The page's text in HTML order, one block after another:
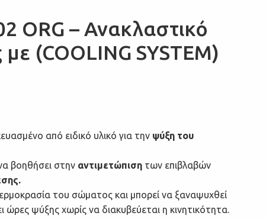
ORG – Ανακλαστικό
(COOLING SYSTEM)
από ειδικό υλικό για την ψύξη του
βοηθήσει στην αντιμετώπισητων επιβλαβών
του σώματος και μπορεί να ξαναψυχθεί
ώρες ψύξης χωρίς να διακυβεύεται η κινητικότητα.